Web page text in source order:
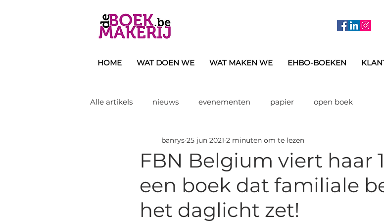
HOME WAT DOEN WE WAT MAKEN WE EHBO-BOEKEN
Alle artikels nieuws evenementen papier open boek
eindwerken/doctoraten drukwerk printing on demand
handboek tijdschrift verzending jaarboek opleidingen
FBN Belgium viert haar
een boek dat familiale
het daglicht zet!
banrys 25 jun 2021 2 minuten om te lezen